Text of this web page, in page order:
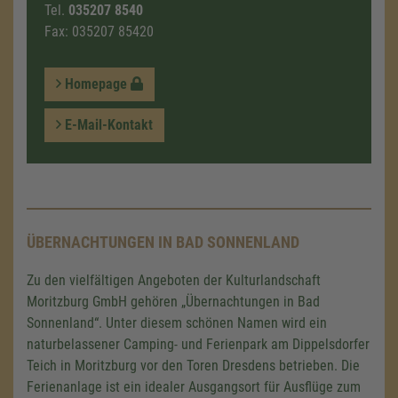
Tel. 035207 8540
Fax: 035207 85420
Homepage
E-Mail-Kontakt
ÜBERNACHTUNGEN IN BAD SONNENLAND
Zu den vielfältigen Angeboten der Kulturlandschaft
Moritzburg GmbH gehören „Übernachtungen in Bad
Sonnenland“. Unter diesem schönen Namen wird ein
naturbelassener Camping- und Ferienpark am Dippelsdorfer
Teich in Moritzburg vor den Toren Dresdens betrieben. Die
Ferienanlage ist ein idealer Ausgangsort für Ausflüge zum